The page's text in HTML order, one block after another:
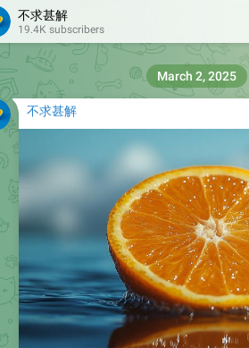
不求甚解
19.4K subscribers
不求甚解
March 2, 2025